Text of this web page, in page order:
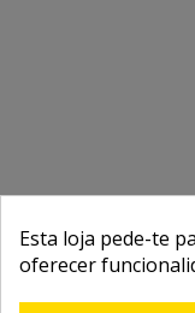
Esta loja pede-te
oferecer